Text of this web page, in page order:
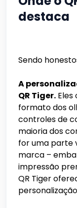
destaca
Sendo
A
QR Tiger.
formato dos
controles de
maioria dos
for uma parte
marca –
impressão
QR Tiger